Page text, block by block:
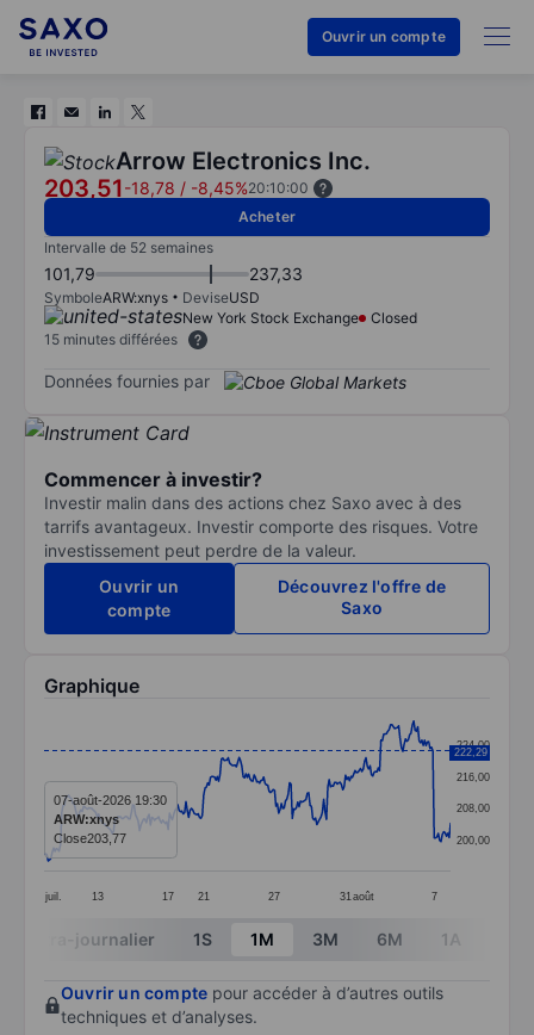
Ouvrir un compte
Arrow Electronics Inc.
203,51-18,78 / -8,45%20:10:00
Acheter
Intervalle de 52 semaines
101,79 237,33
SymboleARW:xnys DeviseUSD
New York Stock Exchange
Closed
15 minutes différées
Données fournies par
Commencer à investir?
Investir malin dans des actions chez Saxo avec à des
tarrifs avantageux. Investir comporte des risques. Votre
investissement peut perdre de la valeur.
Ouvrir un
compte
Découvrez l'offre de
Saxo
Graphique
Line chart with 299 data points.
The chart has 1 X axis displaying categories.
The chart has 1 Y axis displaying values. Data
juil. 13 17 21 27 31 août 7
200,00
208,00
216,00
224,00
222,29
07-août-2026 19:30
ARW:xnys
Close203,77
End of interactive chart.
Intra-journalier 1S 1M 3M 6M 1A
Ouvrir un compte pour accéder à d’autres outils
techniques et d’analyses.